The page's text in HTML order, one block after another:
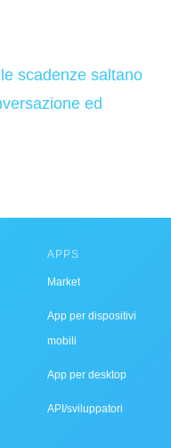
scadenze saltano
ed
APPS
Market
App per dispositivi
mobili
App per desktop
API/sviluppatori